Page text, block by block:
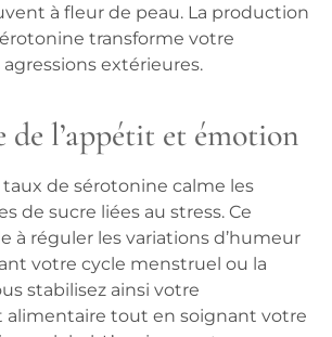
à fleur de peau. La production
transforme votre
extérieures.
l’appétit et émotion
de sérotonine calme les
de sucre liées au stress. Ce
à réguler les variations d’humeur
votre cycle menstruel ou la
stabilisez ainsi votre
tout en soignant votre